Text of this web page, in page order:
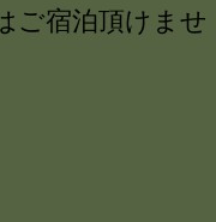
ご宿泊頂けませ